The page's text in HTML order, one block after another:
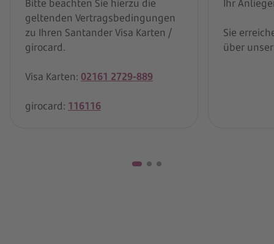
Bitte beachten Sie hierzu die
geltenden Vertragsbedingungen
zu Ihren Santander Visa Karten /
girocard.
Visa Karten: 02161 2729-889
girocard: 116116
Ihr
Sie
über